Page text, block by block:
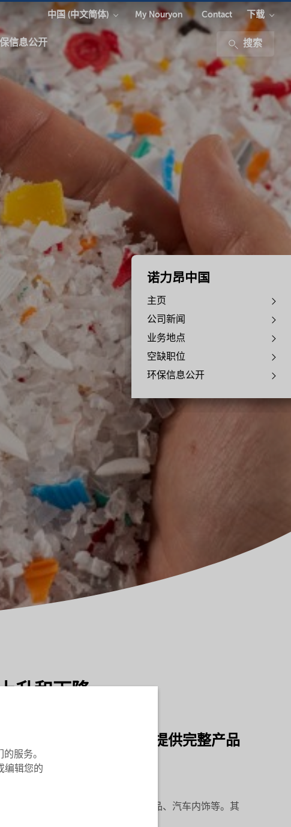
信息公开 搜索
中国 (中文简体) My Nouryon Contact 下载
诺力昂中国
主页
公司新闻
业务地点
空缺职位
环保信息公开
升和下降
们是唯一一家为回收商提供完整产品
与原生聚丙烯之间的差距。
包括食品包装、家用电器、卫生用品、汽车内饰等。其
服务。
编辑您的